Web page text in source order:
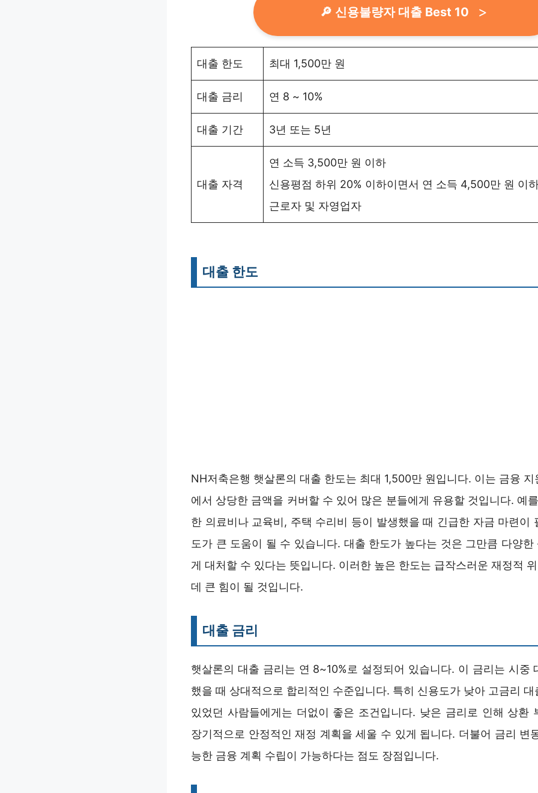
🔎 신용불량자 대출 Best 10
대출 한도 최대 1,500만 원
대출 금리 연 8 ~ 10%
대출 기간 3년 또는 5년
대출 자격
연 소득 3,500만 원 이하
신용평점 하위 20% 이하이면서 연 소득 4,500만 원 이
근로자 및 자영업자
대출 한도
NH저축은행 햇살론의 대출 한도는 최대 1,500만 원입니다. 이는 금융
에서 상당한 금액을 커버할 수 있어 많은 분들에게 유용할 것입니다. 예
한 의료비나 교육비, 주택 수리비 등이 발생했을 때 긴급한 자금 마련이
도가 큰 도움이 될 수 있습니다. 대출 한도가 높다는 것은 그만큼 다양한
게 대처할 수 있다는 뜻입니다. 이러한 높은 한도는 급작스러운 재정적
데 큰 힘이 될 것입니다.
대출 금리
햇살론의 대출 금리는 연 8~10%로 설정되어 있습니다. 이 금리는 시중
했을 때 상대적으로 합리적인 수준입니다. 특히 신용도가 낮아 고금리
있었던 사람들에게는 더없이 좋은 조건입니다. 낮은 금리로 인해 상환
장기적으로 안정적인 재정 계획을 세울 수 있게 됩니다. 더불어 금리 변
능한 금융 계획 수립이 가능하다는 점도 장점입니다.